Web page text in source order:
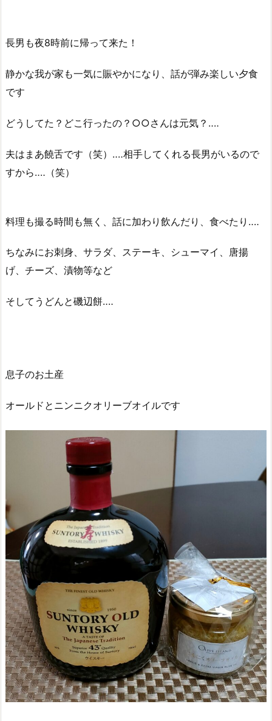
長男も夜8時前に帰って来た！
静かな我が家も一気に賑やかになり、話が弾み楽しい夕食
です
どうしてた？どこ行ったの？○○さんは元気？‥‥
夫はまあ饒舌です（笑）‥‥相手してくれる長男がいるので
すから‥‥（笑）
料理も撮る時間も無く、話に加わり飲んだり、食べたり‥‥
ちなみにお刺身、サラダ、ステーキ、シューマイ、唐揚
げ、チーズ、漬物等など
そしてうどんと磯辺餅‥‥
息子のお土産
オールドとニンニクオリーブオイルです